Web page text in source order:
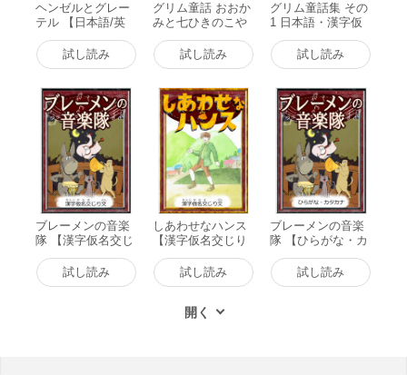
ヘンゼルとグレー
テル 【日本語/英
語版】 電子書籍版
試し読み
グリム童話 おおか
みと七ひきのこや
ぎ 電子書籍版
試し読み
グリム童話集 その
1 日本語・漢字仮
名交じり文 電子書
籍版
試し読み
ブレーメンの音楽
隊 【漢字仮名交じ
り文】 電子書籍版
試し読み
しあわせなハンス
【漢字仮名交じり
文】 電子書籍版
試し読み
ブレーメンの音楽
隊 【ひらがな・カ
タカナ】 電子書籍
版
試し読み